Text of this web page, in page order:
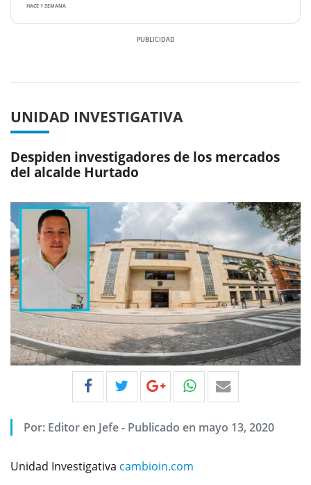
HACE 1 SEMANA
UNIDAD INVESTIGATIVA
Despiden investigadores de los mercados
del alcalde Hurtado
Por: Editor en Jefe- Publicado en mayo 13, 2020
Unidad Investigativa cambioin.com